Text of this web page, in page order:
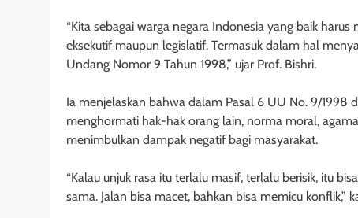
“Kita sebagai warga negara Indonesia yang baik
eksekutif maupun legislatif. Termasuk dalam hal
Undang Nomor 9 Tahun 1998,” ujar Prof. Bishri.
Ia menjelaskan bahwa dalam Pasal 6 UU No. 9/1998
menghormati hak-hak orang lain, norma moral,
menimbulkan dampak negatif bagi masyarakat.
“Kalau unjuk rasa itu terlalu masif, terlalu berisik, itu
sama. Jalan bisa macet, bahkan bisa memicu konflik,”